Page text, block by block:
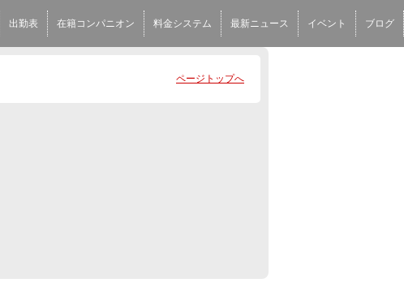
出勤表 在籍コンパニオン 料金システム 最新ニュース イベント ブログ
ページトップへ